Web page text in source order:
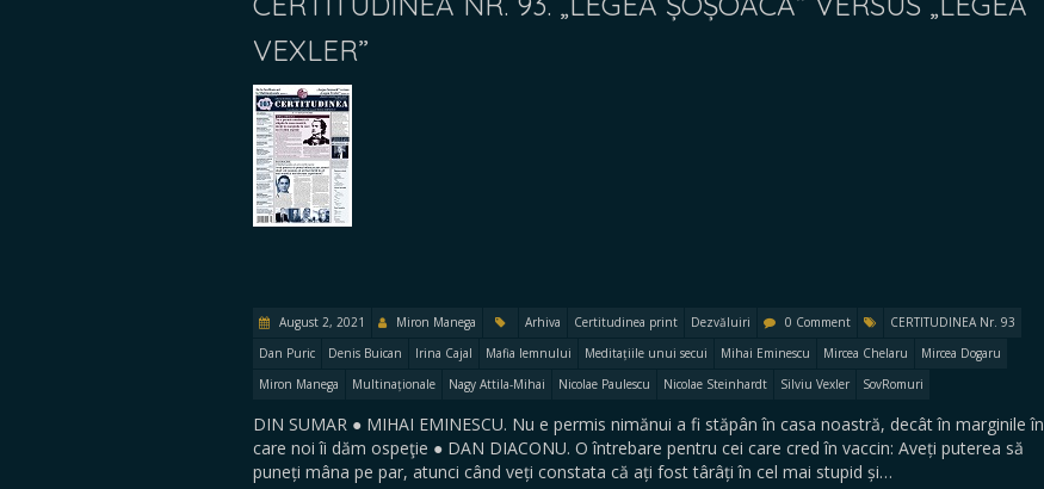
VEXLER”
August 2, 2021 Miron Manega Arhiva Certitudinea print Dezvăluiri 0 Comment
CERTITUDINEA Nr. 93
Dan Puric
Denis Buican Irina Cajal Mafia lemnului Meditațiile unui secui Mihai Eminescu Mircea Chelaru
Mircea Dogaru
Miron Manega
Multinaționale Nagy Attila-Mihai Nicolae Paulescu Nicolae Steinhardt Silviu Vexler SovRomuri
DIN SUMAR ● MIHAI EMINESCU. Nu e permis nimănui a fi stăpân în casa noastră, decât în marginile în
care noi îi dăm ospeţie ● DAN DIACONU. O întrebare pentru cei care cred în vaccin: Aveți puterea să
puneți mâna pe par, atunci când veți constata că ați fost târâți în cel mai stupid și…